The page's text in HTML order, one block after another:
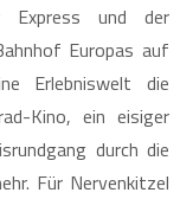
und der
Europas auf
Erlebniswelt die
Kino, ein eisiger
durch die
Für Nervenkitzel